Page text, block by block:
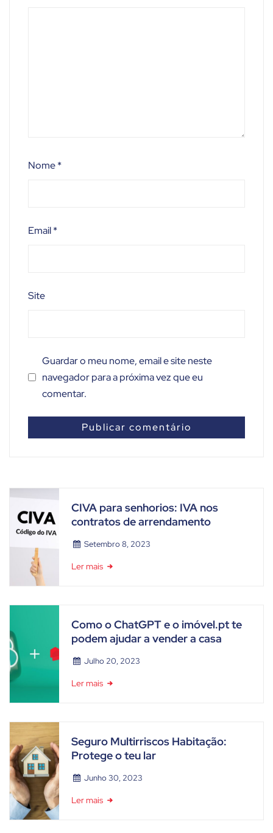
Nome*
Email*
Site
Guardar o meu nome, email e site neste
navegador para a próxima vez que eu
comentar.
CIVA para senhorios: IVA nos
contratos de arrendamento
Setembro 8, 2023
Ler mais
Como o ChatGPT e o imóvel.pt te
podem ajudar a vender a casa
Julho 20, 2023
Ler mais
Seguro Multirriscos Habitação:
Protege o teu lar
Junho 30, 2023
Ler mais